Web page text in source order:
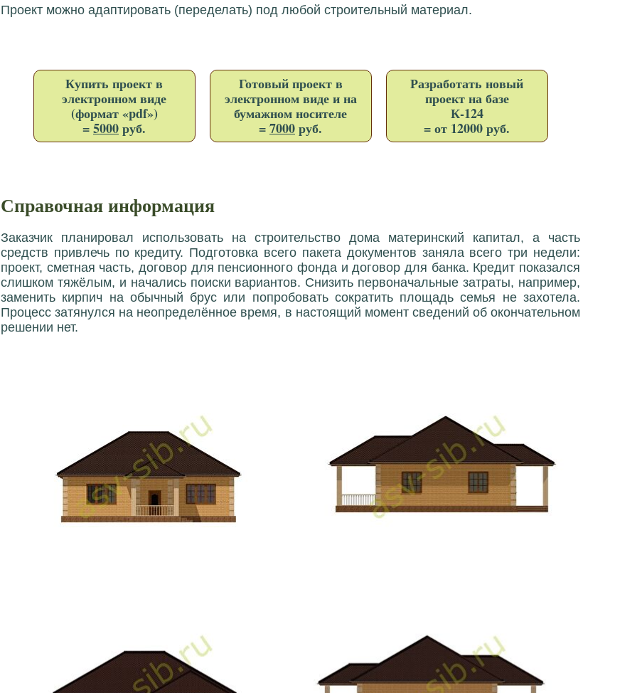
Проект можно адаптировать (переделать) под любой строительный материал.
Купить проект в
электронном виде
(формат «pdf»)
=5000руб.
Готовый проект в
электронном виде и на
бумажном носителе
=7000руб.
Разработать новый
проект на базе
К-124
= от 12000 руб.
Справочная информация
Заказчик планировал использовать на строительство дома материнский капитал, а часть
средств привлечь по кредиту. Подготовка всего пакета документов заняла всего три недели:
проект, сметная часть, договор для пенсионного фонда и договор для банка. Кредит показался
слишком тяжёлым, и начались поиски вариантов. Снизить первоначальные затраты, например,
заменить кирпич на обычный брус или попробовать сократить площадь семья не захотела.
Процесс затянулся на неопределённое время, в настоящий момент сведений об окончательном
решении нет.